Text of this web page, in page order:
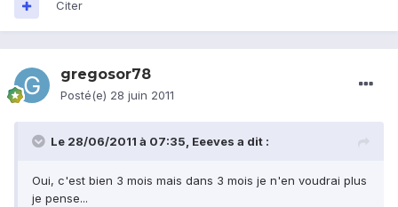
Citer
gregosor78
Posté(e) 28 juin 2011
Le 28/06/2011 à 07:35, Eeeves a dit :
Oui, c'est bien 3 mois mais dans 3 mois je n'en voudrai plus
je pense...